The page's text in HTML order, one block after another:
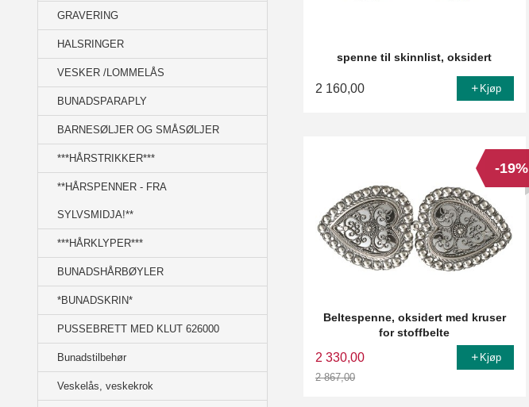
GRAVERING
HALSRINGER
VESKER /LOMMELÅS
BUNADSPARAPLY
BARNESØLJER OG SMÅSØLJER
***HÅRSTRIKKER***
**HÅRSPENNER - FRA
SYLVSMIDJA!**
***HÅRKLYPER***
BUNADSHÅRBØYLER
*BUNADSKRIN*
PUSSEBRETT MED KLUT 626000
Bunadstilbehør
Veskelås, veskekrok
spenne til skinnlist, oksidert
2 160,00 Kjøp
Beltespenne, oksidert med kruser
for stoffbelte
2 330,00
2 867,00
-19%
Kjøp